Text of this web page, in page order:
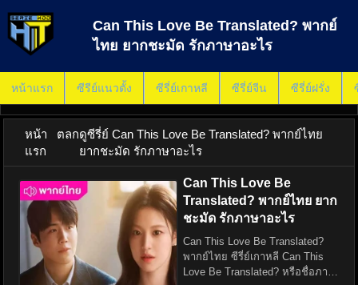
Can This Love Be Translated? พากย์
ไทย ยากชะมัด รักภาษาอะไร
หน้าแรก ซีรีย์แนวตั้ง ซีรี่ย์เกาหลี ซีรี่ย์จีน ซีรี่ย์ฝรั่ง
หน้า
แรก
ตลกดูซีรี่ย์ Can This Love Be Translated? พากย์ไทย
ยากชะมัด รักภาษาอะไร
Can This Love Be
Translated? พากย์ไทย ยาก
ชะมัด รักภาษาอะไร
Can This Love Be Translated?
พากย์ไทย ซีรี่ย์เกาหลี Can This
Love Be Translated? หรือชื่อภาษา